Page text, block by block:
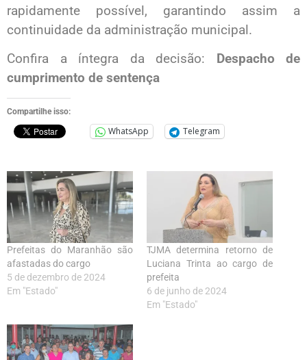
rapidamente possível, garantindo assim a
continuidade da administração municipal.
Confira a íntegra da decisão: Despacho de
cumprimento de sentença
Compartilhe isso:
WhatsApp Telegram
Prefeitas do Maranhão são
afastadas do cargo
5 de dezembro de 2024
Em "Estado"
TJMA determina retorno de
Luciana Trinta ao cargo de
prefeita
6 de junho de 2024
Em "Estado"